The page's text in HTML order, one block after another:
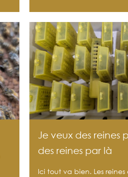
Je veux des reines
des reines par là
Ici tout va bien. Les reines